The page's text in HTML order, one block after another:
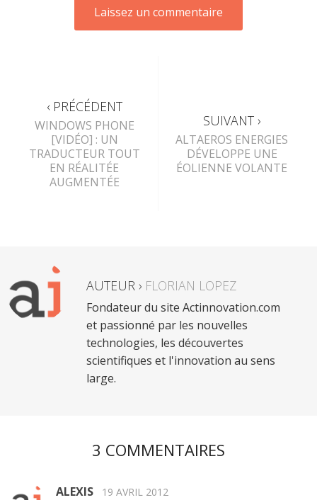
‹ PRÉCÉDENT
WINDOWS PHONE
[VIDÉO] : UN
TRADUCTEUR TOUT
EN RÉALITÉE
AUGMENTÉE
SUIVANT ›
ALTAEROS ENERGIES
DÉVELOPPE UNE
ÉOLIENNE VOLANTE
AUTEUR › FLORIAN LOPEZ
Fondateur du site Actinnovation.com
et passionné par les nouvelles
technologies, les découvertes
scientifiques et l'innovation au sens
large.
3 COMMENTAIRES
ALEXIS 19 AVRIL 2012